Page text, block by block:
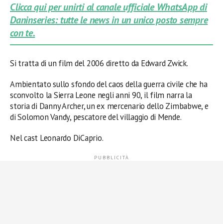
Clicca qui per unirti al canale ufficiale WhatsApp di
Daninseries: tutte le news in un unico posto sempre
con te.
Si tratta di un film del 2006 diretto da Edward Zwick.
Ambientato sullo sfondo del caos della guerra civile che ha
sconvolto la Sierra Leone negli anni 90, il film narra la
storia di Danny Archer, un ex mercenario dello Zimbabwe, e
di Solomon Vandy, pescatore del villaggio di Mende.
Nel cast Leonardo DiCaprio.